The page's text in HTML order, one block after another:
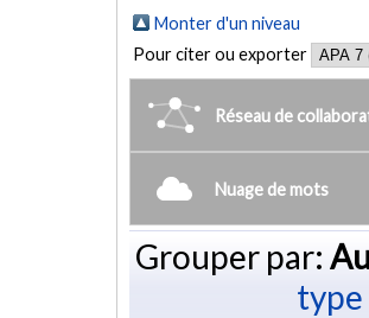
Monter d'un niveau
Pour citer ou exporter
Réseau de
Nuage de mots
Grouper par:
type